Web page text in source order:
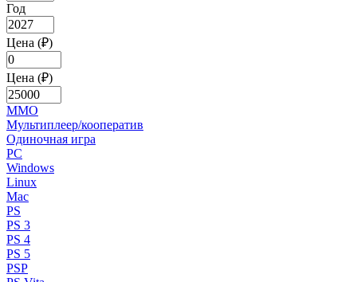
Год
Цена (₽)
Цена (₽)
MMO
Мультиплеер/кооператив
Одиночная игра
PC
Windows
Linux
Mac
PS
PS 3
PS 4
PS 5
PSP